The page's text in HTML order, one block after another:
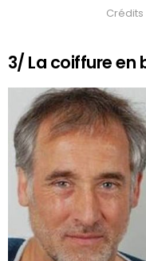
3/ La coiffure en